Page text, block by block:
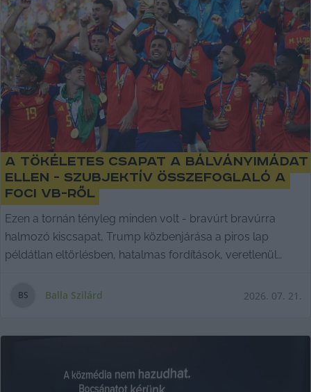
A tökéletes csapat a bálványimádat
ellen - szubjektív összefoglaló a
foci vb-ről
Ezen a tornán tényleg minden volt - bravúrt bravúrra
halmozó kiscsapat, Trump közbenjárása a piros lap
példátlan eltörlésben, hatalmas fordítások, veretlenül
legjobb játékosának méltó búcsúja.
BS Balla Szilárd 2026. 07. 21.